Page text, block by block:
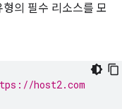
의 필수 리소스를 모
host2.com